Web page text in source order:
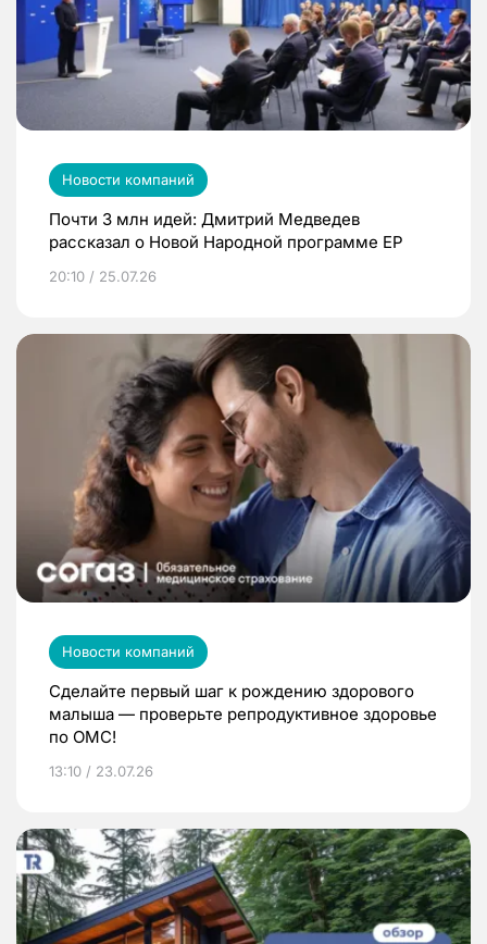
Новости компаний
Почти 3 млн идей: Дмитрий Медведев
рассказал о Новой Народной программе ЕР
20:10 / 25.07.26
Новости компаний
Сделайте первый шаг к рождению здорового
малыша — проверьте репродуктивное здоровье
по ОМС!
13:10 / 23.07.26